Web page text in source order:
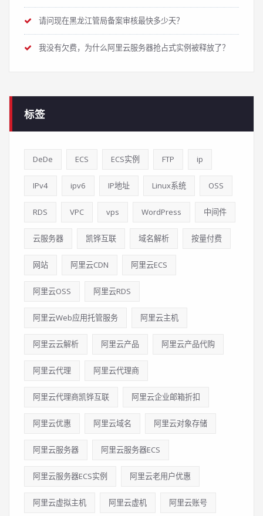
请问现在黑龙江管局备案审核最快多少天？
我没有欠费，为什么阿里云服务器抢占式实例被释放了？
标签
DeDe ECS ECS实例 FTP ip
IPv4 ipv6 IP地址 Linux系统 OSS
RDS VPC vps WordPress 中间件
云服务器 凯铧互联 域名解析 按量付费
网站 阿里云CDN 阿里云ECS
阿里云OSS 阿里云RDS
阿里云Web应用托管服务 阿里云主机
阿里云云解析 阿里云产品 阿里云产品代购
阿里云代理 阿里云代理商
阿里云代理商凯铧互联 阿里云企业邮箱折扣
阿里云优惠 阿里云域名 阿里云对象存储
阿里云服务器 阿里云服务器ECS
阿里云服务器ECS实例 阿里云老用户优惠
阿里云虚拟主机 阿里云虚机 阿里云账号